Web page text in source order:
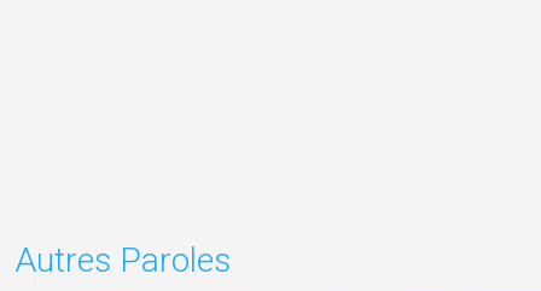
Autres Paroles